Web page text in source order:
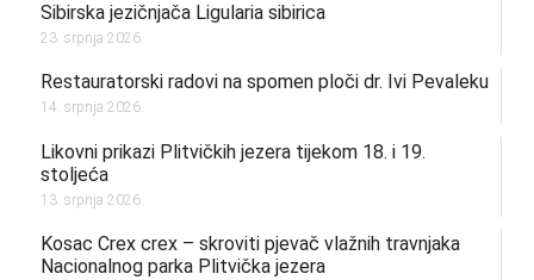
Sibirska jezičnjača Ligularia sibirica
23. srpnja 2026.
Restauratorski radovi na spomen ploči dr. Ivi Pevaleku
14. srpnja 2026.
Likovni prikazi Plitvičkih jezera tijekom 18. i 19.
stoljeća
13. srpnja 2026.
Kosac Crex crex – skroviti pjevač vlažnih travnjaka
Nacionalnog parka Plitvička jezera